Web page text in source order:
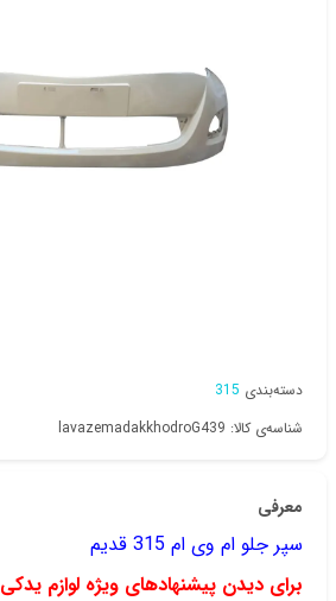
دسته‌بندی 315
شناسه‌ی کالا: lavazemadakkhodroG439
معرفی
سپر جلو ام وی ام 315 قدیم